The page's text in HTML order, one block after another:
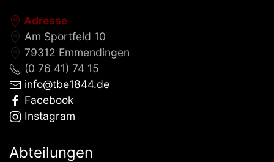
Adresse
Am Sportfeld 10
79312 Emmendingen
(0 76 41) 74 15
info@tbe1844.de
Facebook
Instagram
Abteilungen